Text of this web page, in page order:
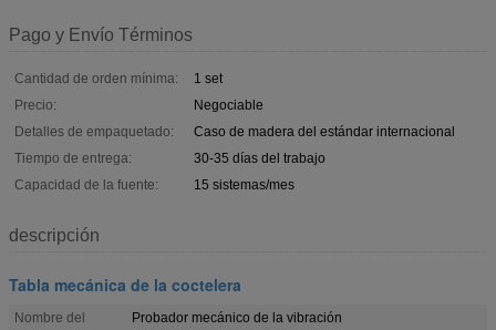
Pago y Envío Términos
Cantidad de orden mínima:
1 set
Precio:
Negociable
Detalles de empaquetado:
Caso de madera del estándar internacional
Tiempo de entrega:
30-35 días del trabajo
Capacidad de la fuente:
15 sistemas/mes
descripción
Tabla mecánica de la coctelera
Nombre del
Probador mecánico de la vibración